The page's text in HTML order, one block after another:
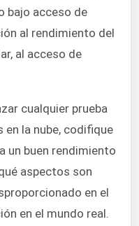
bajo acceso de
al rendimiento del
al acceso de
cualquier prueba
la nube, codifique
un buen rendimiento
aspectos son
en el
en el mundo real.